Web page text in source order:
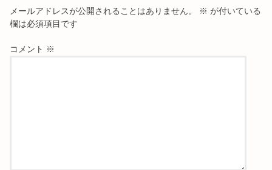
メールアドレスが公開されることはありません。 ※ が付いている
欄は必須項目です
コメント ※